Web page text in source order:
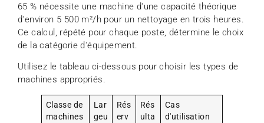
65 % nécessite une machine d'une capacité théorique
d'environ 5 500 m²/h pour un nettoyage en trois heures.
Ce calcul, répété pour chaque poste, détermine le choix
de la catégorie d'équipement.
Utilisez le tableau ci-dessous pour choisir les types de
machines appropriés.
Classe de
machines
Lar
geu
Rés
erv
Rés
ulta
Cas
d'utilisation